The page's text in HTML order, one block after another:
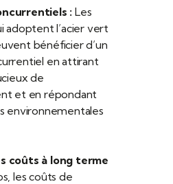
: Les
adoptent l’acier vert
bénéficier d’un
en attirant
de
et en répondant
environnementales
coûts à long terme
les coûts de